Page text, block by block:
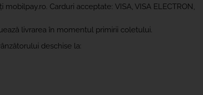
Carduri acceptate: VISA, VISA ELECTRON,
livrarea în momentul primirii coletului.
deschise la: